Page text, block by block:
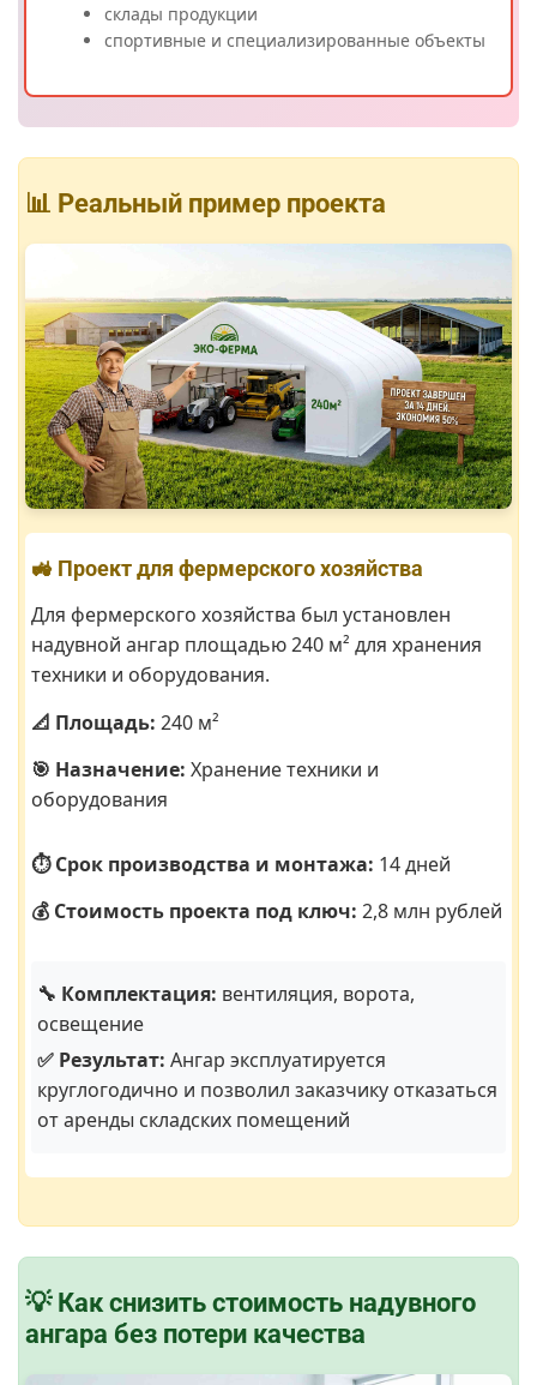
склады продукции
спортивные и специализированные объекты
📊 Реальный пример проекта
🚜 Проект для фермерского хозяйства
Для фермерского хозяйства был установлен
надувной ангар площадью 240 м² для хранения
техники и оборудования.
📐 Площадь: 240 м²
🎯 Назначение: Хранение техники и
оборудования
⏱️ Срок производства и монтажа: 14 дней
💰 Стоимость проекта под ключ: 2,8 млн рублей
🔧 Комплектация: вентиляция, ворота,
освещение
✅ Результат: Ангар эксплуатируется
круглогодично и позволил заказчику отказаться
от аренды складских помещений
💡 Как снизить стоимость надувного
ангара без потери качества